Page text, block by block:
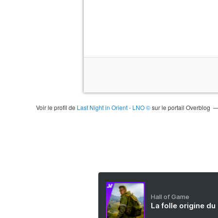
Voir le profil de Last Night in Orient - LNO ©sur le portail Overblog
Hall of Game
La folle origine